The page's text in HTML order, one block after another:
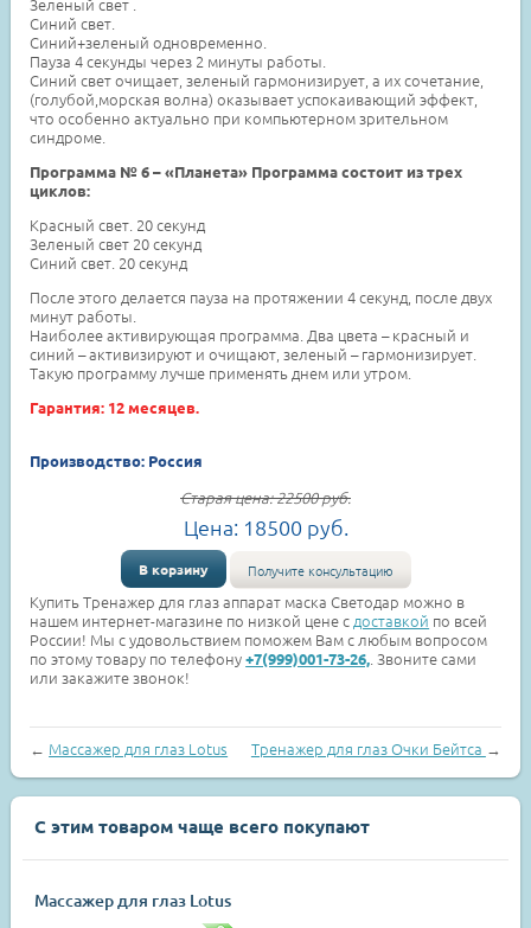
Синий cвет.
Синий+зеленый одновременно.
Пауза 4 секунды через 2 минуты работы.
Синий свет очищает, зеленый гармонизирует, а их сочетание,
(голубой,морская волна) оказывает успокаивающий эффект,
что особенно актуально при компьютерном зрительном
синдроме.
Программа № 6 – «Планета» Программа состоит из трех
циклов:
Красный свет. 20 секунд
Зеленый свет 20 секунд
Синий свет. 20 секунд
После этого делается пауза на протяжении 4 секунд, после двух
минут работы.
Наиболее активирующая программа. Два цвета – красный и
синий – активизируют и очищают, зеленый – гармонизирует.
Такую программу лучше применять днем или утром.
Гарантия: 12 месяцев.
Производство: Россия
Старая цена:22500руб.
Цена: 18500 руб.
В корзину Получите консультацию
Купить Тренажер для глаз аппарат маска Светодар можно в
нашем интернет-магазине по низкой цене сдоставкой по всей
России! Мы с удовольствием поможем Вам с любым вопросом
по этому товару по телефону+7(999)001-73-26,. Звоните сами
или закажите звонок!
← Массажер для глаз Lotus Тренажер для глаз Очки Бейтса →
С этим товаром чаще всего покупают
Массажер для глаз Lotus